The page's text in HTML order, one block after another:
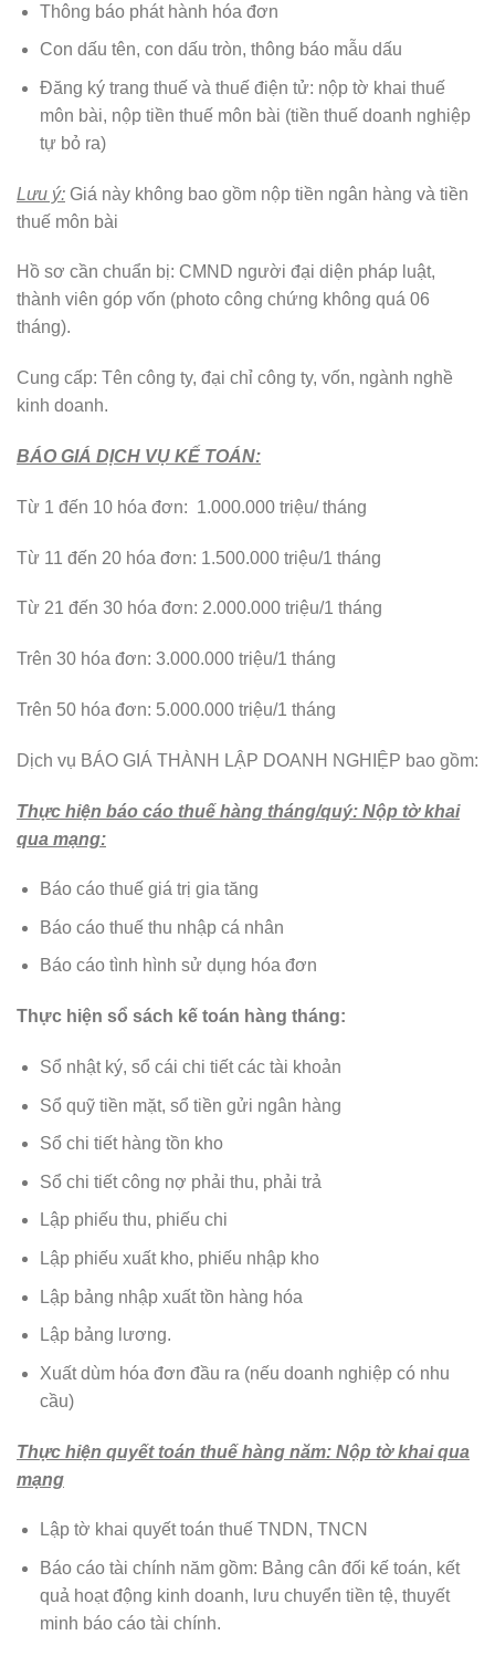
Thông báo phát hành hóa đơn
Con dấu tên, con dấu tròn, thông báo mẫu dấu
Đăng ký trang thuế và thuế điện tử: nộp tờ khai thuế
môn bài, nộp tiền thuế môn bài (tiền thuế doanh nghiệp
tự bỏ ra)
Lưu ý: Giá này không bao gồm nộp tiền ngân hàng và tiền
thuế môn bài
Hồ sơ cần chuẩn bị: CMND người đại diện pháp luật,
thành viên góp vốn (photo công chứng không quá 06
tháng).
Cung cấp: Tên công ty, đại chỉ công ty, vốn, ngành nghề
kinh doanh.
BÁO GIÁ DỊCH VỤ KẾ TOÁN:
Từ 1 đến 10 hóa đơn: 1.000.000 triệu/ tháng
Từ 11 đến 20 hóa đơn: 1.500.000 triệu/1 tháng
Từ 21 đến 30 hóa đơn: 2.000.000 triệu/1 tháng
Trên 30 hóa đơn: 3.000.000 triệu/1 tháng
Trên 50 hóa đơn: 5.000.000 triệu/1 tháng
Dịch vụ BÁO GIÁ THÀNH LẬP DOANH NGHIỆP bao gồm:
Thực hiện báo cáo thuế hàng tháng/quý: Nộp tờ khai
qua mạng:
Báo cáo thuế giá trị gia tăng
Báo cáo thuế thu nhập cá nhân
Báo cáo tình hình sử dụng hóa đơn
Thực hiện sổ sách kế toán hàng tháng:
Sổ nhật ký, sổ cái chi tiết các tài khoản
Sổ quỹ tiền mặt, sổ tiền gửi ngân hàng
Sổ chi tiết hàng tồn kho
Sổ chi tiết công nợ phải thu, phải trả
Lập phiếu thu, phiếu chi
Lập phiếu xuất kho, phiếu nhập kho
Lập bảng nhập xuất tồn hàng hóa
Lập bảng lương.
Xuất dùm hóa đơn đầu ra (nếu doanh nghiệp có nhu
cầu)
Thực hiện quyết toán thuế hàng năm: Nộp tờ khai qua
mạng
Lập tờ khai quyết toán thuế TNDN, TNCN
Báo cáo tài chính năm gồm: Bảng cân đối kế toán, kết
quả hoạt động kinh doanh, lưu chuyển tiền tệ, thuyết
minh báo cáo tài chính.